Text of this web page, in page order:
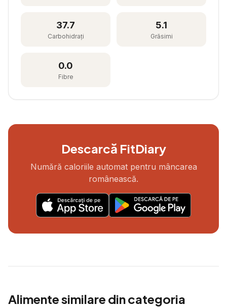
37.7
Carbohidrați
5.1
Grăsimi
0.0
Fibre
Descarcă FitDiary
Numără caloriile automat pentru mâncarea
românească.
Alimente similare din categoria